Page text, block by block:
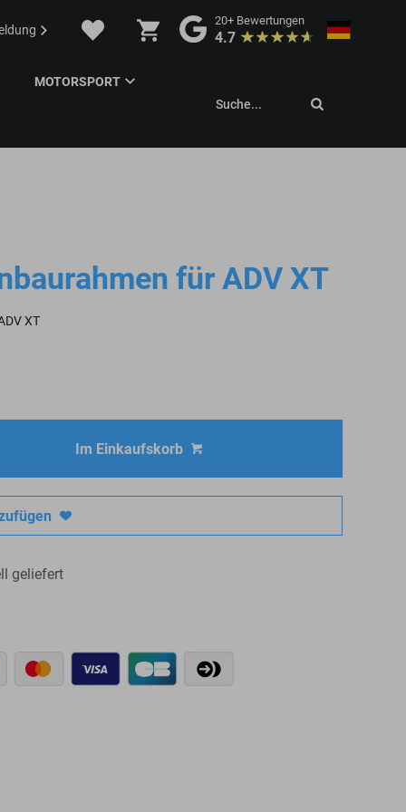
20+Bewertungen
4.7
MOTORSPORT
Suche...
für ADV XT
XT
Im Einkaufskorb
geliefert